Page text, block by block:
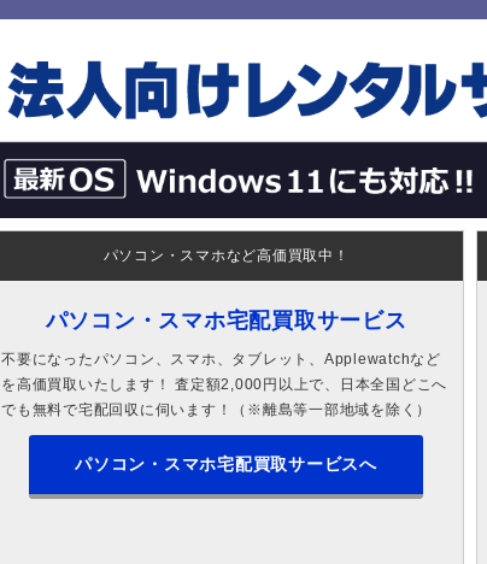
パソコン・スマホなど高価買取中！
パソコン・スマホ宅配買取サービス
不要になったパソコン、スマホ、タブレット、Applewatchなど
を高価買取いたします！ 査定額2,000円以上で、日本全国どこへ
でも無料で宅配回収に伺います！（※離島等一部地域を除く）
パソコン・スマホ宅配買取サービスへ